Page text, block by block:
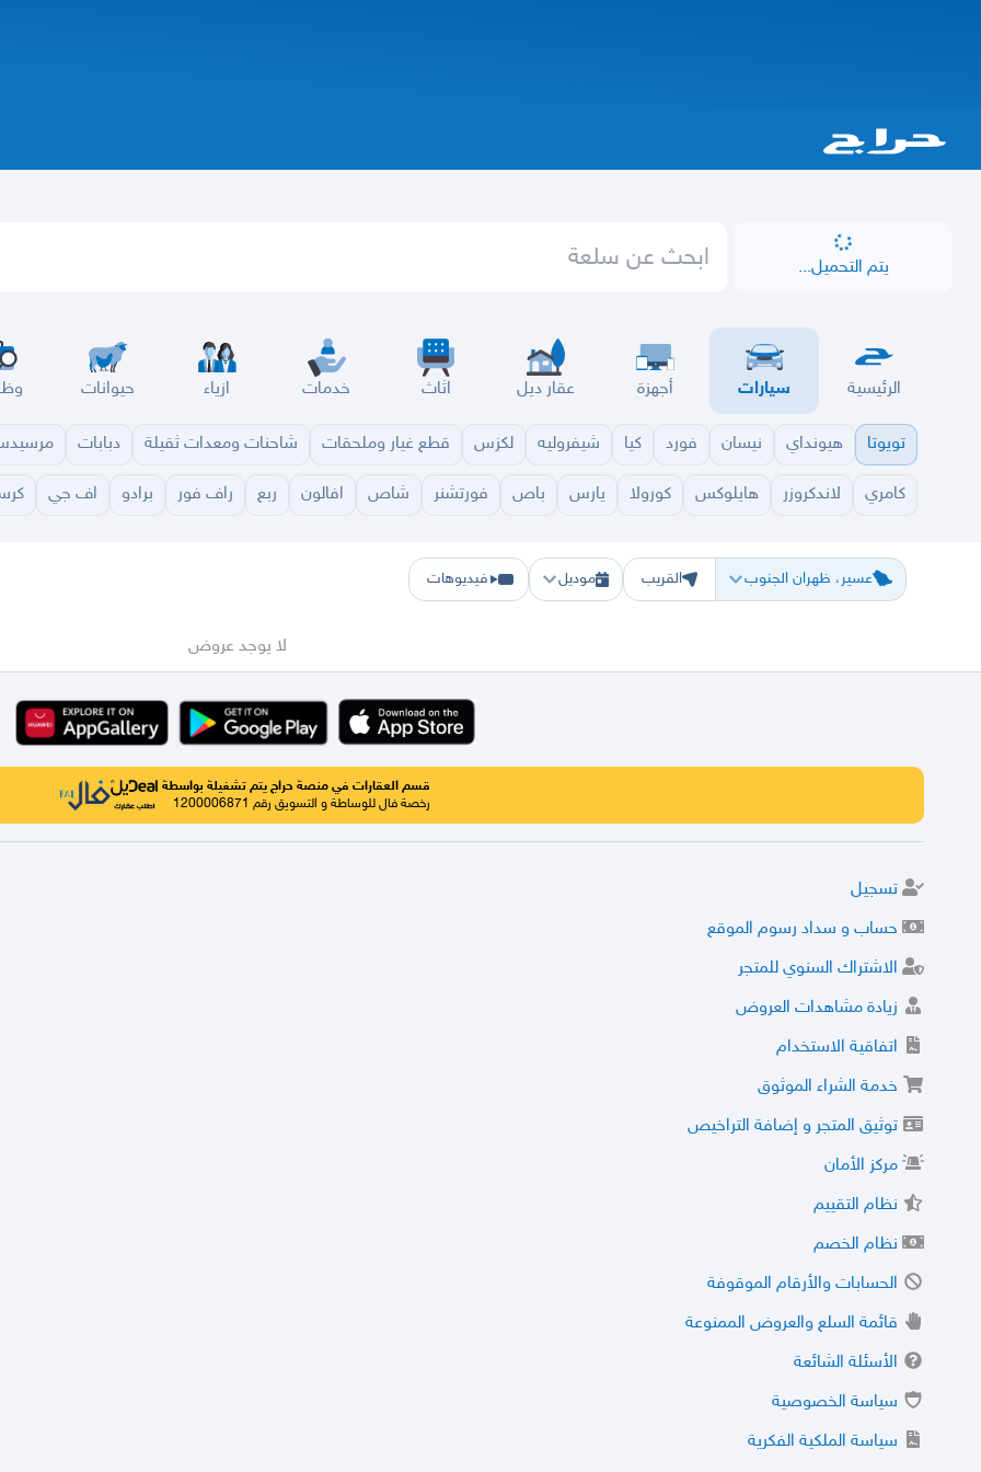
يتم التحميل...
الرئيسية سيارات أجهزة عقار ديل اثاث خدمات ازياء حيوانات
تويوتا هيونداي نيسان فورد كيا شيفروليه لكزس قطع غيار وملحقات شاحنات ومعدات ثقيلة دبابات
كامري لاندكروزر هايلوكس كورولا يارس باص فورتشنر شاص افالون ربع راف فور برادو اف جي
عسير، ظهران الجنوب
الرياض جده مكه حفر الباطن المدينة الطايف تبوك حائل جيزان
القريب موديل فيديوهات
لا يوجد عروض
قسم العقارات في منصة حراج يتم تشغيلة بواسطة
رخصة فال للوساطة و التسويق رقم 1200006871
تسجيل
حساب و سداد رسوم الموقع
الاشتراك السنوي للمتجر
زيادة مشاهدات العروض
اتفاقية الاستخدام
خدمة الشراء الموثوق
توثيق المتجر و إضافة التراخيص
مركز الأمان
نظام التقييم
نظام الخصم
الحسابات والأرقام الموقوفة
قائمة السلع والعروض الممنوعة
الأسئلة الشائعة
سياسة الخصوصية
سياسة الملكية الفكرية